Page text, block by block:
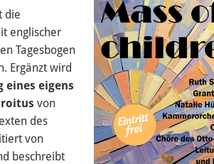
die
englischer
Tagesbogen
Ergänzt wird
eines eigens
von
des
von
beschreibt